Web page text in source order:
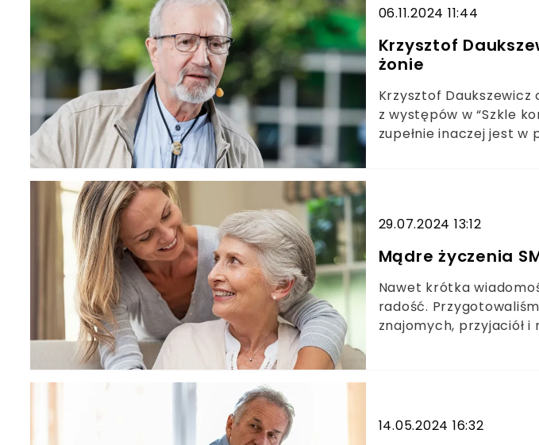
06.11.2024 11:44
Krzysztof
żonie
Krzysztof
z występów w “Szkle
zupełnie inaczej jest
29.07.2024 13:12
Mądre życzenia
Nawet krótka
radość.
znajomych, przyjaciół i
14.05.2024 16:32